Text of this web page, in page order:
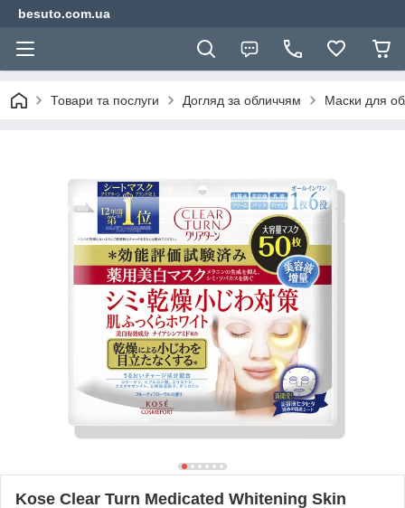
besuto.com.ua
Товари та послуги Догляд за обличчям Маски для
Kose Clear Turn Medicated Whitening Skin